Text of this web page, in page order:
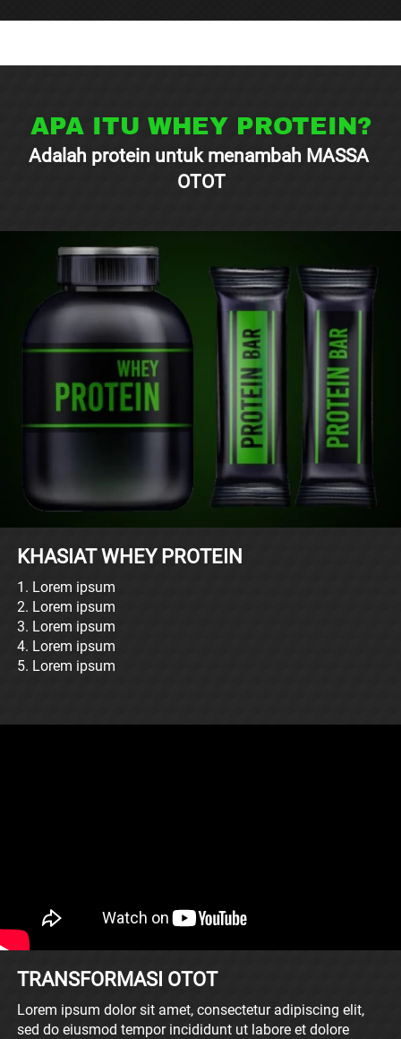
APA ITU WHEY PROTEIN?
Adalah protein untuk menambah MASSA
OTOT
KHASIAT WHEY PROTEIN
1. Lorem ipsum
2. Lorem ipsum
3. Lorem ipsum
4. Lorem ipsum
5. Lorem ipsum
TRANSFORMASI OTOT
Lorem ipsum dolor sit amet, consectetur adipiscing elit,
sed do eiusmod tempor incididunt ut labore et dolore